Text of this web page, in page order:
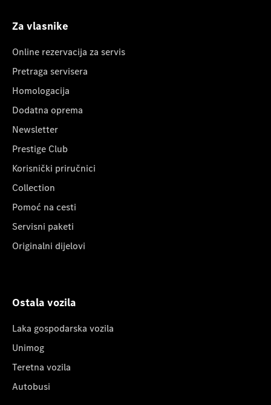
Za vlasnike
Online rezervacija za servis
Pretraga servisera
Homologacija
Dodatna oprema
Newsletter
Prestige Club
Korisnički priručnici
Collection
Pomoć na cesti
Servisni paketi
Originalni dijelovi
Ostala vozila
Laka gospodarska vozila
Unimog
Teretna vozila
Autobusi